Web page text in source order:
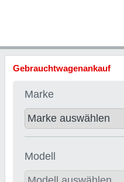
Gebrauchtwagenankauf
Marke
Modell